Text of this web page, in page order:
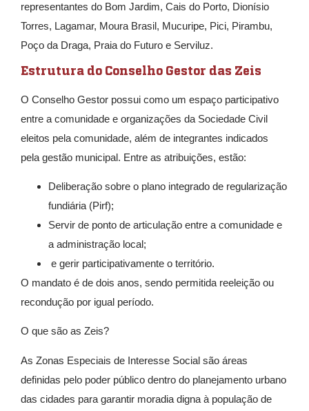
representantes do Bom Jardim, Cais do Porto, Dionísio
Torres, Lagamar, Moura Brasil, Mucuripe, Pici, Pirambu,
Poço da Draga, Praia do Futuro e Serviluz.
Estrutura do Conselho Gestor das Zeis
O Conselho Gestor possui como um espaço participativo
entre a comunidade e organizações da Sociedade Civil
eleitos pela comunidade, além de integrantes indicados
pela gestão municipal. Entre as atribuições, estão:
Deliberação sobre o plano integrado de regularização
fundiária (Pirf);
Servir de ponto de articulação entre a comunidade e
a administração local;
e gerir participativamente o território.
O mandato é de dois anos, sendo permitida reeleição ou
recondução por igual período.
O que são as Zeis?
As Zonas Especiais de Interesse Social são áreas
definidas pelo poder público dentro do planejamento urbano
das cidades para garantir moradia digna à população de